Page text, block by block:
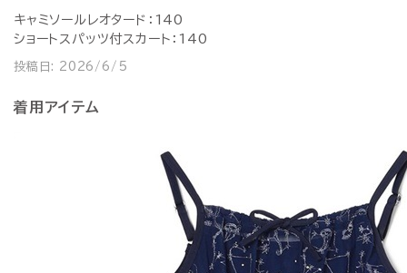
キャミソールレオタード：140
ショートスパッツ付スカート：140
投稿日: 2026/6/5
着用アイテム